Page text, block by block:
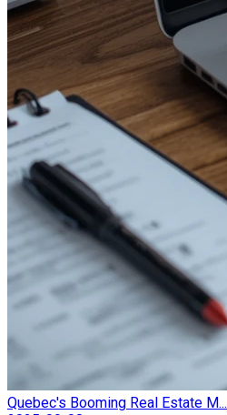
Quebec's Booming Real Estate M...